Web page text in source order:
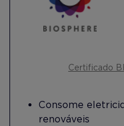
Certificado
Consome
renováveis